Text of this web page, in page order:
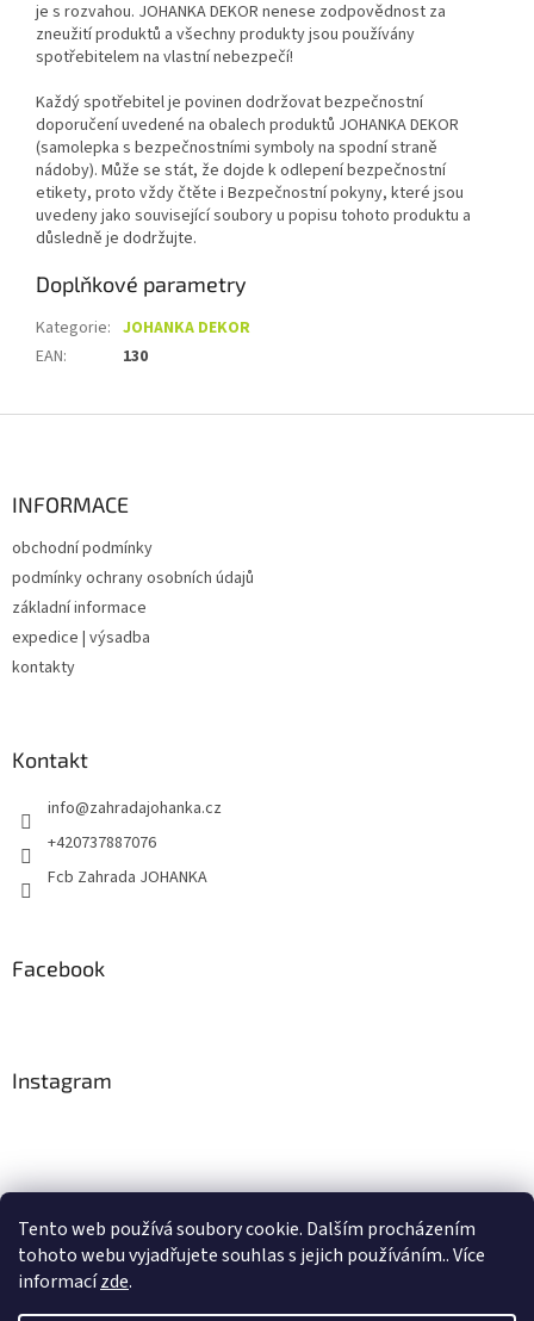
Tento web používá soubory cookie. Dalším procházením
tohoto webu vyjadřujete souhlas s jejich používáním.. Více
informacízde.
je s rozvahou. JOHANKA DEKOR nenese zodpovědnost za
zneužití produktů a všechny produkty jsou používány
spotřebitelem na vlastní nebezpečí!
Každý spotřebitel je povinen dodržovat bezpečnostní
doporučení uvedené na obalech produktů JOHANKA DEKOR
(samolepka s bezpečnostními symboly na spodní straně
nádoby). Může se stát, že dojde k odlepení bezpečnostní
etikety, proto vždy čtěte i Bezpečnostní pokyny, které jsou
uvedeny jako související soubory u popisu tohoto produktu a
důsledně je dodržujte.
Doplňkové parametry
Kategorie: JOHANKA DEKOR
EAN: 130
INFORMACE
obchodní podmínky
podmínky ochrany osobních údajů
základní informace
expedice | výsadba
kontakty
Kontakt
info@zahradajohanka.cz
+420737887076
Fcb Zahrada JOHANKA
Facebook
Instagram
Sledovat na Instagramu